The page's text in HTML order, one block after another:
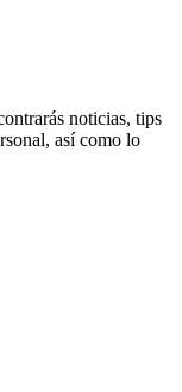
noticias, tips
así como lo